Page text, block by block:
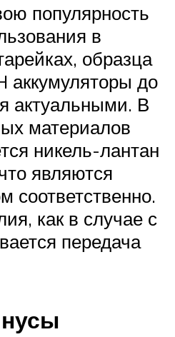
популярность
в
образца
аккумуляторы до
актуальными. В
материалов
никель-лантан
являются
соответственно.
как в случае с
передача